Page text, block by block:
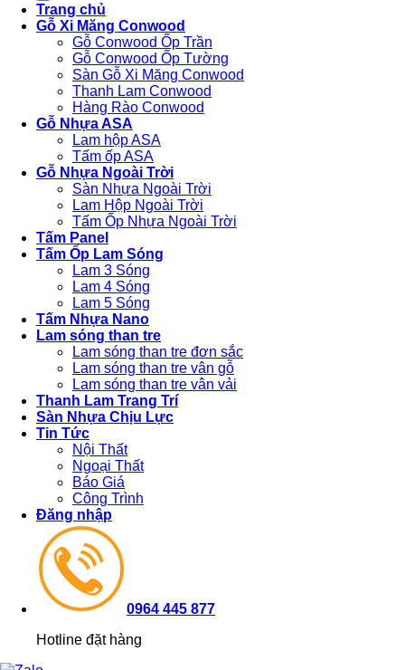
Trang chủ
Gỗ Xi Măng Conwood
Gỗ Conwood Ốp Trần
Gỗ Conwood Ốp Tường
Sàn Gỗ Xi Măng Conwood
Thanh Lam Conwood
Hàng Rào Conwood
Gỗ Nhựa ASA
Lam hộp ASA
Tấm ốp ASA
Gỗ Nhựa Ngoài Trời
Sàn Nhựa Ngoài Trời
Lam Hộp Ngoài Trời
Tấm Ốp Nhựa Ngoài Trời
Tấm Panel
Tấm Ốp Lam Sóng
Lam 3 Sóng
Lam 4 Sóng
Lam 5 Sóng
Tấm Nhựa Nano
Lam sóng than tre
Lam sóng than tre đơn sắc
Lam sóng than tre vân gỗ
Lam sóng than tre vân vải
Thanh Lam Trang Trí
Sàn Nhựa Chịu Lực
Tin Tức
Nội Thất
Ngoại Thất
Báo Giá
Công Trình
Đăng nhập
0964 445 877
Hotline đặt hàng